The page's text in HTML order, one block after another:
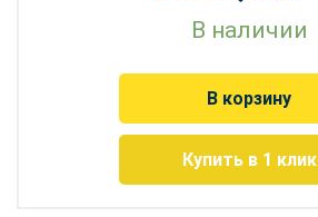
В наличии
В корзину
Купить в 1 клик